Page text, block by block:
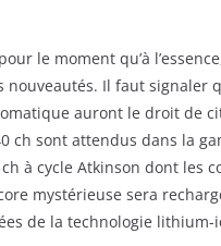
le moment qu’à
nouveautés. Il faut signaler
auront le droit de
ch sont attendus dans la
à cycle Atkinson dont les
mystérieuse sera
de la technologie